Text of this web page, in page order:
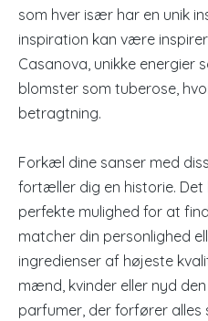
som hver især har en unik
inspiration kan være
Casanova, unikke energier
blomster som tuberose,
betragtning.
Forkæl dine sanser med
fortæller dig en historie.
perfekte mulighed for at
matcher din personlighed
ingredienser af højeste
mænd, kvinder eller nyd
parfumer, der forfører alles